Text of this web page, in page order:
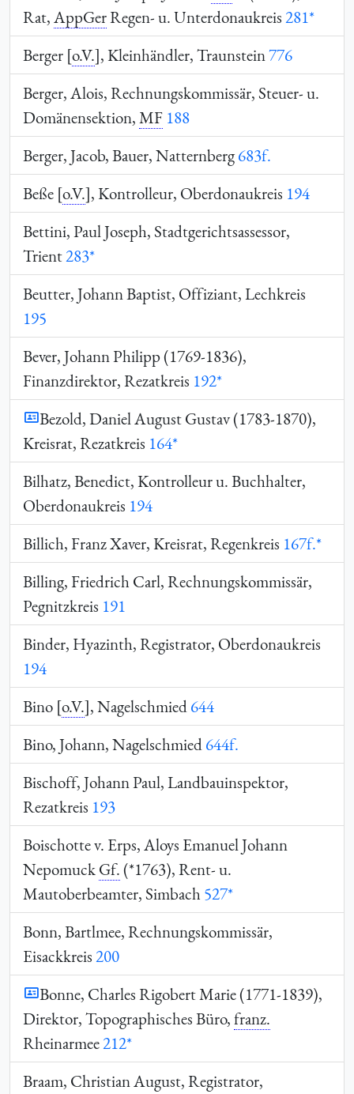
Rat,AppGerRegen- u. Unterdonaukreis281*
Berger [o.V.], Kleinhändler, Traunstein776
Berger, Alois, Rechnungskommissär, Steuer- u.
Domänensektion,MF 188
Berger, Jacob, Bauer, Natternberg683f.
Beße [o.V.], Kontrolleur, Oberdonaukreis 194
Bettini, Paul Joseph, Stadtgerichtsassessor,
Trient283*
Beutter, Johann Baptist, Offiziant, Lechkreis
195
Bever, Johann Philipp (1769-1836),
Finanzdirektor, Rezatkreis 192*
Bezold, Daniel August Gustav (1783-1870),
Kreisrat, Rezatkreis 164*
Bilhatz, Benedict, Kontrolleur u. Buchhalter,
Oberdonaukreis 194
Billich, Franz Xaver, Kreisrat, Regenkreis 167f.*
Billing, Friedrich Carl, Rechnungskommissär,
Pegnitzkreis 191
Binder, Hyazinth, Registrator, Oberdonaukreis
194
Bino [o.V.], Nagelschmied644
Bino, Johann, Nagelschmied644f.
Bischoff, Johann Paul, Landbauinspektor,
Rezatkreis 193
Boischotte v. Erps, Aloys Emanuel Johann
NepomuckGf.(*1763), Rent- u.
Mautoberbeamter, Simbach527*
Bonn, Bartlmee, Rechnungskommissär,
Eisackkreis200
Bonne, Charles Rigobert Marie (1771-1839),
Direktor, Topographisches Büro,franz.
Rheinarmee212*
Braam, Christian August, Registrator,